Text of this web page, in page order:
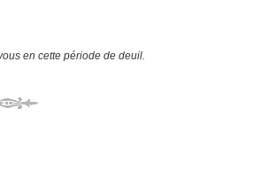
en cette période de deuil.